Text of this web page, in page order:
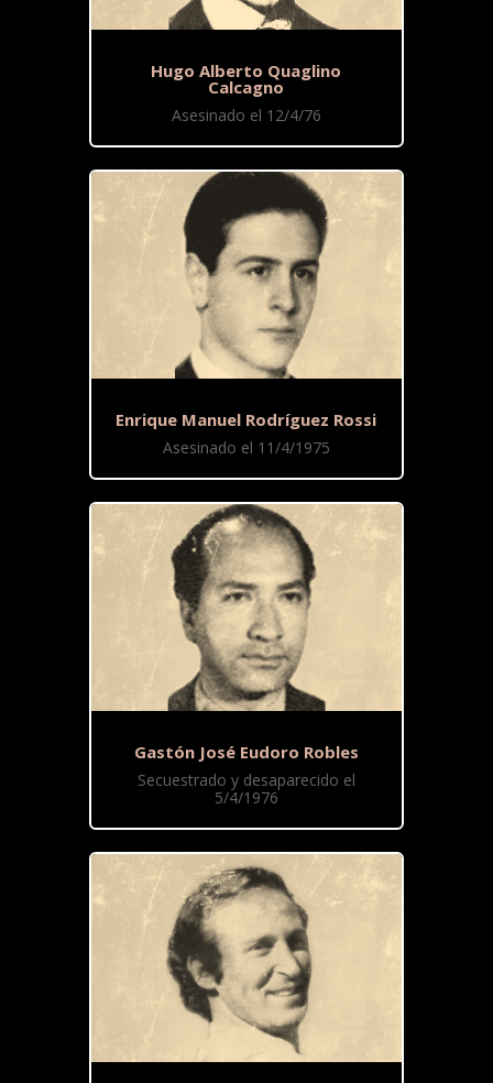
Hugo Alberto Quaglino
Calcagno
Asesinado el 12/4/76
Enrique Manuel Rodríguez Rossi
Asesinado el 11/4/1975
Gastón José Eudoro Robles
Secuestrado y desaparecido el
5/4/1976